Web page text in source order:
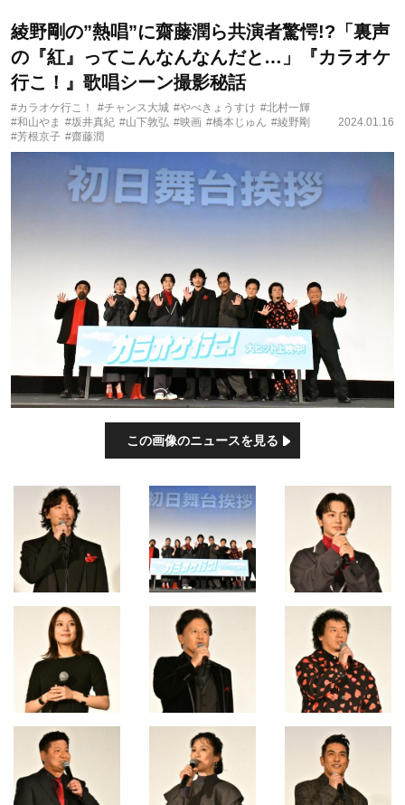
綾野剛の”熱唱”に齋藤潤ら共演者驚愕!?「裏声
の『紅』ってこんなんなんだと…」『カラオケ
行こ！』歌唱シーン撮影秘話
#カラオケ行こ！ #チャンス大城 #やべきょうすけ #北村一輝
#和山やま #坂井真紀 #山下敦弘 #映画 #橋本じゅん #綾野剛
#芳根京子 #齋藤潤
2024.01.16
この画像のニュースを見る